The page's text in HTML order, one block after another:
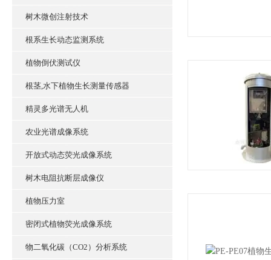
树木微创注射技术
根系生长动态监测系统
植物倒伏测试仪
根茎,水下植物生长测量传感器
精灵多光谱无人机
农业光谱成像系统
开放式动态荧光成像系统
树木电阻抗断层成像仪
植物压力室
密闭式植物荧光成像系统
物二氧化碳（CO2）分析系统